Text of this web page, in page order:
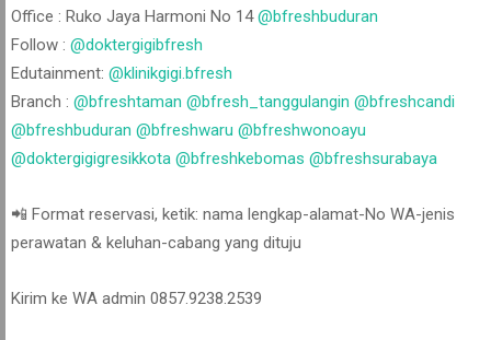
Office : Ruko Jaya Harmoni No 14@bfreshbuduran
Follow : @doktergigibfresh
Edutainment: @klinikgigi.bfresh
Branch : @bfreshtaman @bfresh_tanggulangin @bfreshcandi
@bfreshbuduran @bfreshwaru @bfreshwonoayu
@doktergigigresikkota @bfreshkebomas @bfreshsurabaya
📲 Format reservasi, ketik: nama lengkap-alamat-No WA-jenis
perawatan & keluhan-cabang yang dituju
Kirim ke WA admin 0857.9238.2539